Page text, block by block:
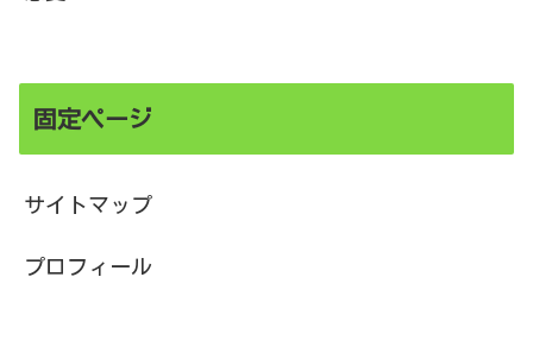
固定ページ
サイトマップ
プロフィール